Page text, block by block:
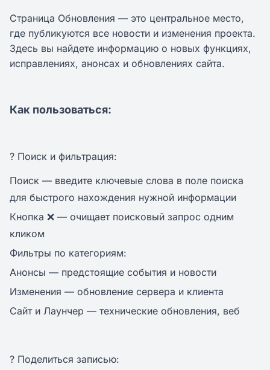
Страница Обновления — это центральное место,
где публикуются все новости и изменения проекта.
Здесь вы найдете информацию о новых функциях,
исправлениях, анонсах и обновлениях сайта.
Как пользоваться:
? Поиск и фильтрация:
Поиск — введите ключевые слова в поле поиска
для быстрого нахождения нужной информации
Кнопка ❌ — очищает поисковый запрос одним
кликом
Фильтры по категориям:
Анонсы — предстоящие события и новости
Изменения — обновление сервера и клиента
Сайт и Лаунчер — технические обновления, веб
? Поделиться записью: